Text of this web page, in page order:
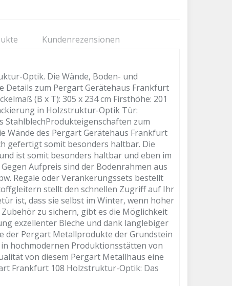
Kundenrezensionen
Optik. Die Wände, Boden- und
Details zum Pergart Gerätehaus Frankfurt
(B x T): 305 x 234 cm Firsthöhe: 201
in Holzstruktur-Optik Tür:
StahlblechProdukteigenschaften zum
Wände des Pergart Gerätehaus Frankfurt
gefertigt somit besonders haltbar. Die
ist somit besonders haltbar und eben im
Aufpreis sind der Bodenrahmen aus
Regale oder Verankerungssets bestellt
stellt den schnellen Zugriff auf Ihr
ist, dass sie selbst im Winter, wenn hoher
zu sichern, gibt es die Möglichkeit
exzellenter Bleche und dank langlebiger
der Pergart Metallprodukte der Grundstein
hochmodernen Produktionsstätten von
von diesem Pergart Metallhaus eine
Frankfurt 108 Holzstruktur-Optik: Das